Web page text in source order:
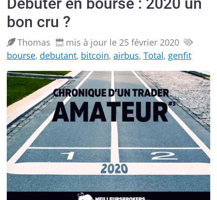
bon cru ?
Thomas
mis à jour le 25 février 2020
bourse, debutant, bitcoin, airbus, Total, genfit